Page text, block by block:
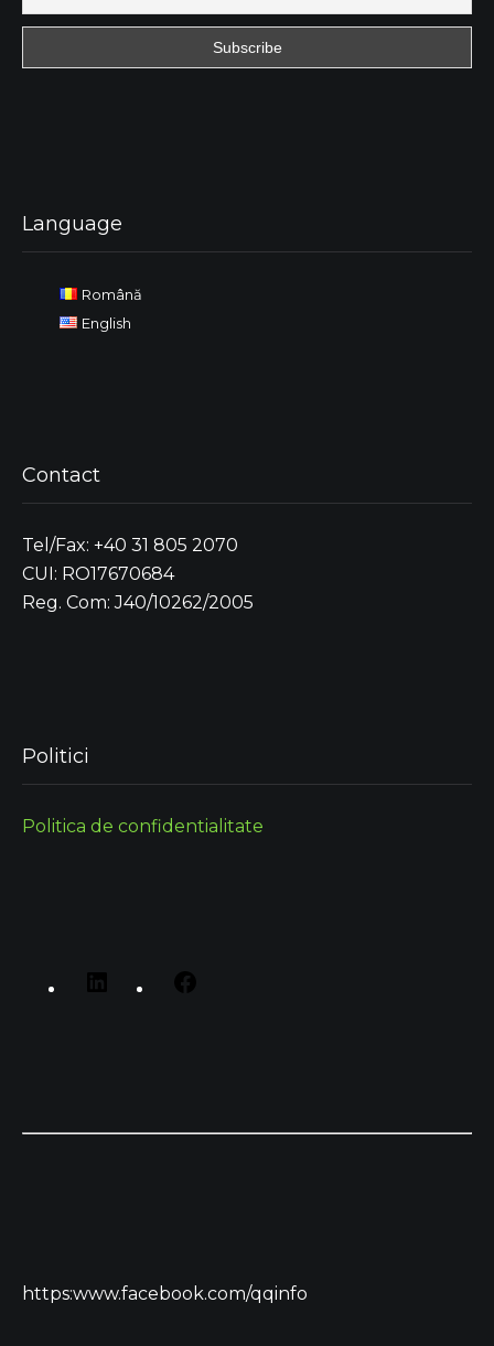
Language
Română
English
Contact
Tel/Fax: +40 31 805 2070
CUI: RO17670684
Reg. Com: J40/10262/2005
Politici
Politica de confidentialitate
https:www.facebook.com/qqinfo